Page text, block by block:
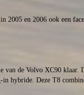
2005 en 2006 ook een
van de Volvo XC90 klaar.
in hybride. Deze T8